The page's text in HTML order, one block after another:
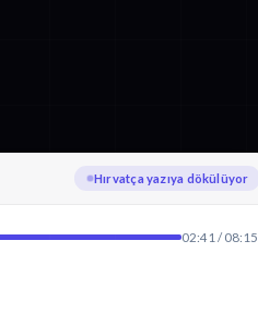
Slovakça diline çevriliyor
02:41 / 08:15